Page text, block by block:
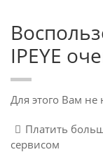
IPEYE
Для этого Вам не
Платить
сервисом